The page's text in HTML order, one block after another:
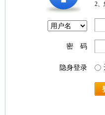
2、
密 码
隐身登录